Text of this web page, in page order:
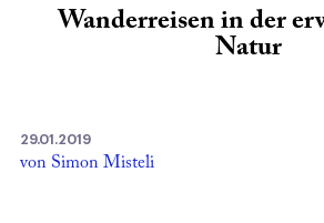
Wanderreisen in der
Natur
29.01.2019
von Simon Misteli